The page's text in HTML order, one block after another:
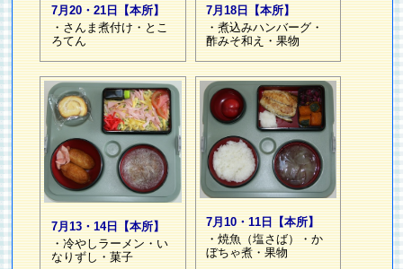
7月20・21日【本所】
・さんま煮付け・とこ
ろてん
7月18日【本所】
・煮込みハンバーグ・
酢みそ和え・果物
7月13・14日【本所】
・冷やしラーメン・い
なりずし・菓子
7月10・11日【本所】
・焼魚（塩さば）・か
ぼちゃ煮・果物